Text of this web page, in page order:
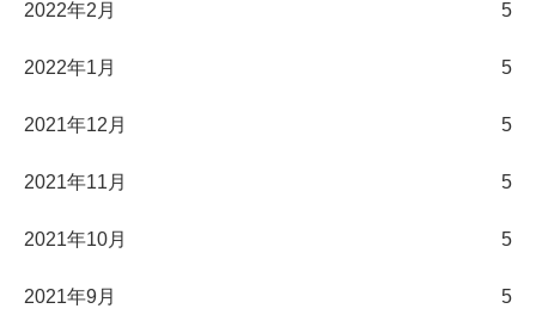
2022年2月 5
2022年1月 5
2021年12月 5
2021年11月 5
2021年10月 5
2021年9月 5